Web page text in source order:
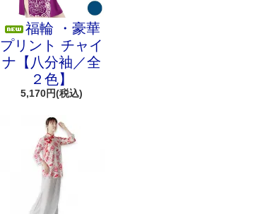
福輪 ・豪華
プリント チャイ
ナ【八分袖／全
２色】
5,170円(税込)